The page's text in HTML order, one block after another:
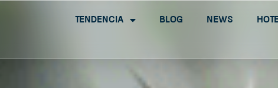
Tendencia Blog News